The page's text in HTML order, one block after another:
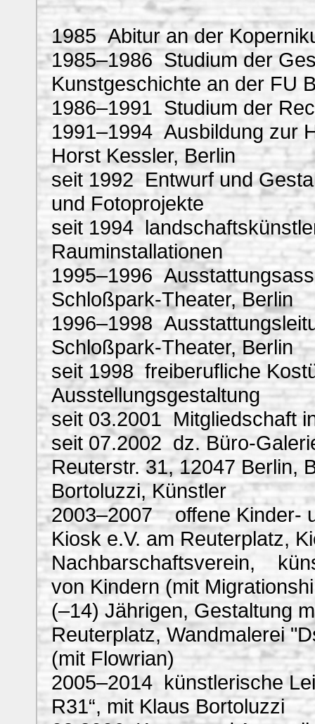
1985 Abitur an der
1985–1986 Studium der
Kunstgeschichte an der FU
1986–1991 Studium der
1991–1994 Ausbildung zur
Horst Kessler, Berlin
seit 1992 Entwurf und
und Fotoprojekte
seit 1994
Rauminstallationen
1995–1996
Schloßpark-Theater, Berlin
1996–1998
Schloßpark-Theater, Berlin
seit 1998 freiberufliche
Ausstellungsgestaltung
seit 03.2001 Mitgliedschaft
seit 07.2002 dz. Büro-
Reuterstr. 31, 12047 Berlin,
Bortoluzzi, Künstler
2003–2007 offene Kinder-
Kiosk e.V. am Reuterplatz,
Nachbarschaftsverein,
von Kindern (mit
(–14) Jährigen, Gestaltung
Reuterplatz, Wandmalerei
(mit Flowrian)
2005–2014 künstlerische
R31“, mit Klaus Bortoluzzi